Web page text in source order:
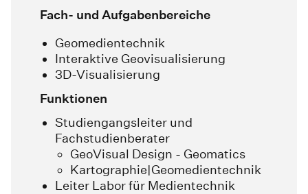
Fach- und Aufgabenbereiche
Geomedientechnik
Interaktive Geovisualisierung
3D-Visualisierung
Funktionen
Studiengangsleiter und
Fachstudienberater
GeoVisual Design - Geomatics
Kartographie|Geomedientechnik
Leiter Labor für Medientechnik